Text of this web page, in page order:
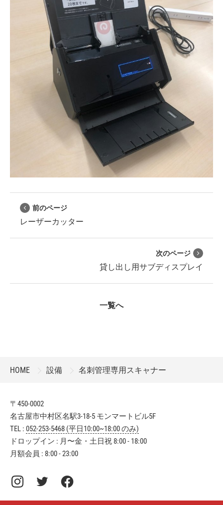
前のページ
レーザーカッター
次のページ
貸し出し用サブディスプレイ
一覧へ
HOME 設備 名刺管理専用スキャナー
〒450-0002
名古屋市中村区名駅3-18-5 モンマートビル5F
TEL : 052-253-5468 (平日10:00~18:00 のみ)
ドロップイン : 月〜金・土日祝 8:00 - 18:00
月額会員 : 8:00 - 23:00